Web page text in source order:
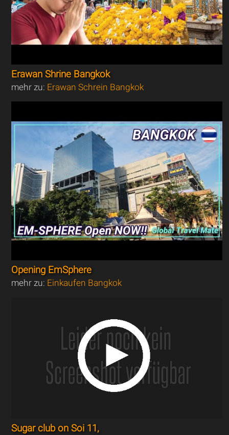
Erawan Shrine Bangkok
mehr zu: Erawan Schrein Bangkok
Opening EmSphere
mehr zu: Einkaufen Bangkok
Sugar club on Soi 11,